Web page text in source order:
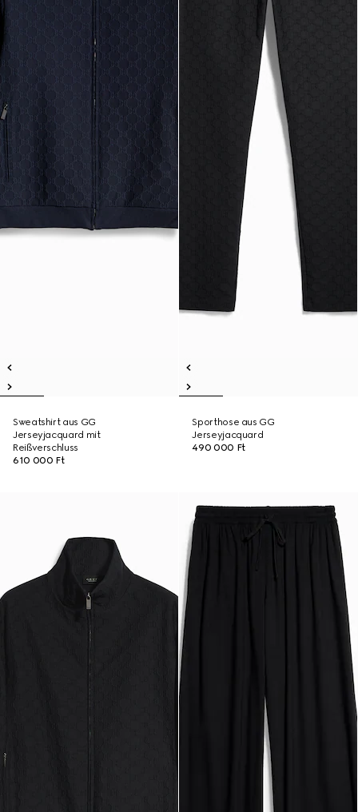
Sweatshirt aus GG
Jerseyjacquard mit
Reißverschluss
610 000 Ft
Sporthose aus GG
Jerseyjacquard
490 000 Ft